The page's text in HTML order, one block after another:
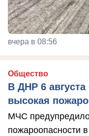
вчера в 08:56
Общество
В ДНР 6
высокая
МЧС
пожароопасности